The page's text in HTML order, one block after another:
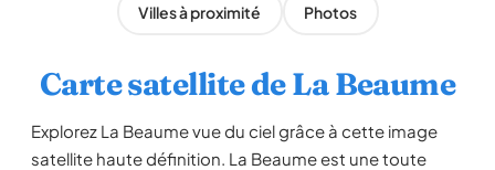
Villes à proximité Photos
Carte satellite de La Beaume
Explorez La Beaume vue du ciel grâce à cette image
satellite haute définition. La Beaume est une toute